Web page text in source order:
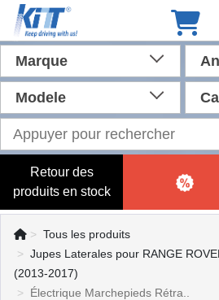
Marque
Modele
Retour des
produits en stock
Tous les produits
Jupes Laterales pour RANGE
(2013-2017)
Électrique Marchepieds Rétra..